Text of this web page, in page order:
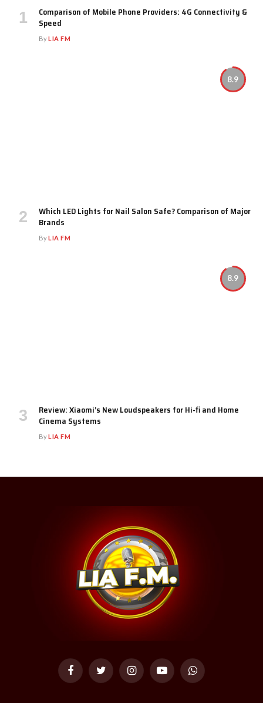
Comparison of Mobile Phone Providers: 4G Connectivity &
Speed
ByLIA FM
8.9
Which LED Lights for Nail Salon Safe? Comparison of Major
Brands
ByLIA FM
8.9
Review: Xiaomi’s New Loudspeakers for Hi-fi and Home
Cinema Systems
ByLIA FM
FacebookTwitter InstagramYouTubeWhatsApp